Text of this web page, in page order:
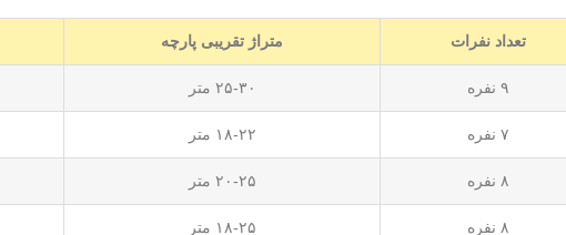
تعداد نفرات متراژ تقریبی پارچه
۹ نفره ۲۵-۳۰ متر
۷ نفره ۱۸-۲۲ متر
۸ نفره ۲۰-۲۵ متر
۸ نفره ۱۸-۲۵ متر